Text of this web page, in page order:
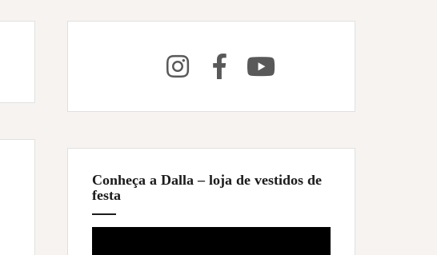
Conheça a Dalla – loja de vestidos de
festa